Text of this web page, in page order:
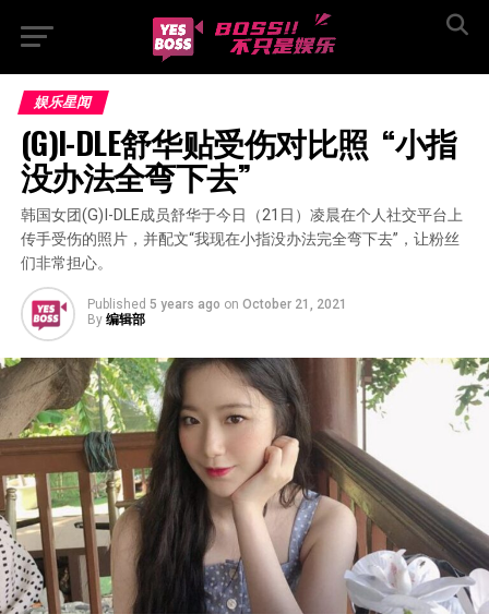
娱乐星闻
(G)I-DLE舒华贴受伤对比照  “小指
没办法全弯下去”
韩国女团(G)I-DLE成员舒华于今日（21日）凌晨在个人社交平台上
传手受伤的照片，并配文“我现在小指没办法完全弯下去”，让粉丝
们非常担心。
Published 5 years ago on October 21, 2021
By 编辑部